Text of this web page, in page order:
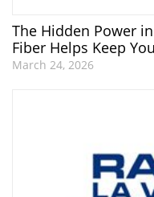
The Hidden Power
Fiber Helps Keep
March 24, 2026